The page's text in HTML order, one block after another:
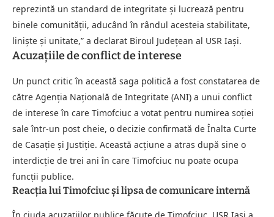
reprezintă un standard de integritate și lucrează pentru
binele comunității, aducând în rândul acesteia stabilitate,
liniște și unitate,” a declarat Biroul Județean al USR Iași.
Acuzațiile de conflict de interese
Un punct critic în această saga politică a fost constatarea de
către Agenția Națională de Integritate (ANI) a unui conflict
de interese în care Timofciuc a votat pentru numirea soției
sale într-un post cheie, o decizie confirmată de Înalta Curte
de Casație și Justiție. Această acțiune a atras după sine o
interdicție de trei ani în care Timofciuc nu poate ocupa
funcții publice.
Reacția lui Timofciuc și lipsa de comunicare internă